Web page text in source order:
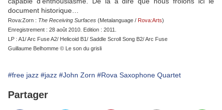
document historique…
Rova:Zorn : The Receiving Surfaces (Metalanguage / Rova:Arts)
Enregistrement : 28 août 2010. Edition : 2011.
LP : A1/ Arc Fuse A2/ Helicoid B1/ Saddle Scroll Song B2/ Arc Fuse
Guillaume Belhomme © Le son du grisli
#free jazz #jazz #John Zorn #Rova Saxophone Quartet
Partager